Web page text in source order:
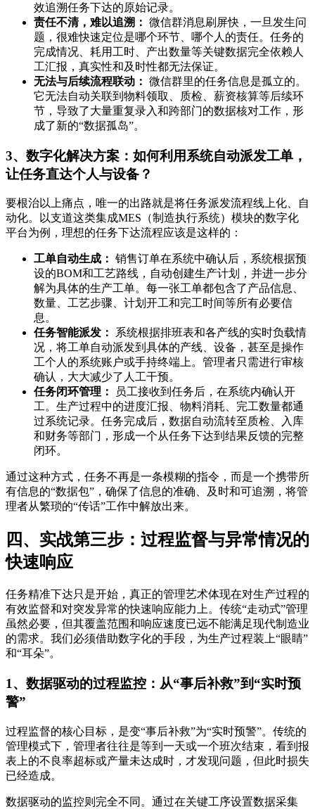
效追溯任务下达的原始记录。
责任不清，难以追溯： 微信群消息刷屏快，一旦发生问
题，很难快速定位是哪个环节、哪个人的责任。任务的
完成情况、耗用工时、产出数量等关键数据完全依赖人
工汇报，真实性和及时性都无法保证。
无法与后续流程联动： 微信群里的任务信息是孤立的。
它无法自动关联到物料领取、质检、薪资核算等后续环
节，导致了大量重复录入和跨部门的数据核对工作，形
成了新的“数据孤岛”。
3、数字化解决方案：如何利用系统自动派发工单，
让任务直达个人与设备？
要根治以上痛点，唯一的出路就是将任务派发流程线上化、自
动化。以支道这类集成MES（制造执行系统）模块的数字化
平台为例，理想的任务下达流程应该是这样的：
工单自动生成： 销售订单在系统中确认后，系统根据预
设的BOM和工艺路线，自动创建生产计划，并进一步分
解为具体的生产工单。每一张工单都包含了产品信息、
数量、工艺步骤、计划开工和完工时间等所有必要信
息。
任务智能派发：
系统根据排班表和各产线的实时负载情
况，将工单自动派发到具体的产线、设备，甚至是操作
工个人的系统账户或手持终端上。管理者只需进行审核
确认，大大减少了人工干预。
任务闭环管理：
员工接收到任务后，在系统内确认开
工。生产过程中的进度汇报、物料消耗、完工数量都通
过系统记录。任务完成后，数据自动流转至质检、入库
和财务等部门，形成一个从任务下达到结果反馈的完整
闭环。
通过这种方式，任务不再是一条模糊的指令，而是一个携带所
有信息的“数据包”，确保了信息的准确、及时和可追溯，将管
理者从繁琐的“传话”工作中解放出来。
四、实战第三步：过程监督与异常情况的
快速响应
任务精准下达只是开始，真正的管理艺术体现在对生产过程的
有效监督和对突发异常的快速响应能力上。传统“走动式”管理
虽然必要，但其覆盖范围和响应速度已远不能满足现代制造业
的需求。我们必须借助数字化的手段，为生产过程装上“眼睛”
和“耳朵”。
1、数据驱动的过程监控：从“事后补救”到“实时预
警”
过程监督的核心目标，是变“事后补救”为“实时预警”。传统的
管理模式下，管理者往往是等到一天或一个班次结束，看到报
表上的不良率超标或产量未达成时，才发现问题，但此时损失
已经造成。
数据驱动的监控则完全不同。通过在关键工序设置数据采集